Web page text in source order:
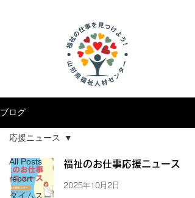
ブログ
All Posts
report
タイムス
応援ニュース
福祉のお仕事応援ニュース
2025年10月2日